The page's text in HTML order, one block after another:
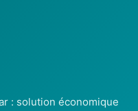
: solution économique